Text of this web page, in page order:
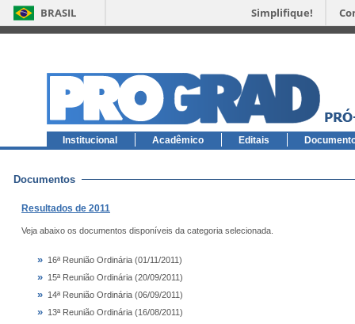
BRASIL Simplifique!
Institucional Acadêmico Editais
Documentos
Resultados de 2011
Veja abaixo os documentos disponíveis da categoria selecionada.
» 16ª Reunião Ordinária (01/11/2011)
» 15ª Reunião Ordinária (20/09/2011)
» 14ª Reunião Ordinária (06/09/2011)
» 13ª Reunião Ordinária (16/08/2011)